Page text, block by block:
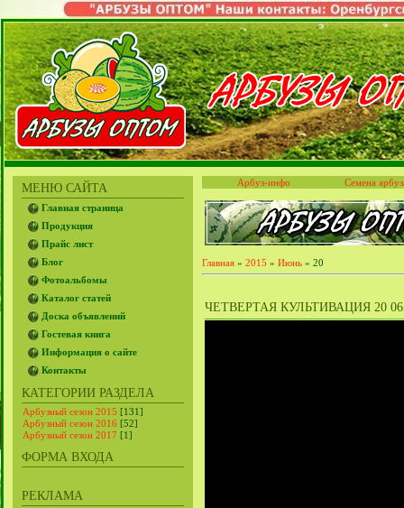
МЕНЮ САЙТА
Главная страница
Продукция
Прайс лист
Блог
Фотоальбомы
Каталог статей
Доска объявлений
Гостевая книга
Информация о сайте
Контакты
КАТЕГОРИИ РАЗДЕЛА
Арбузный сезон 2015 [131]
Арбузный сезон 2016 [52]
Арбузный сезон 2017 [1]
ФОРМА ВХОДА
РЕКЛАМА
Арбуз-инфо Семена
Главная » 2015 » Июнь » 20
ЧЕТВЕРТАЯ КУЛЬТИВАЦИЯ 20 06